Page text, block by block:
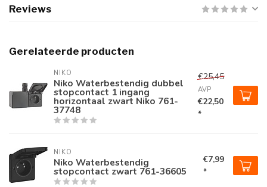
Reviews
Gerelateerde producten
NIKO
Niko Waterbestendig dubbel
stopcontact 1 ingang
horizontaal zwart Niko 761-
37748
€25,45
AVP
€22,50
*
NIKO
Niko Waterbestendig
stopcontact zwart 761-36605
€7,99
*